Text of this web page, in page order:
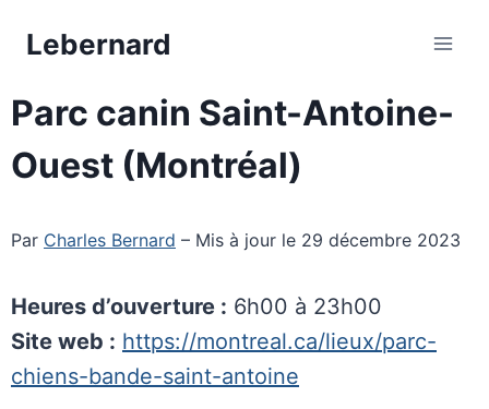
Lebernard
Parc canin Saint-Antoine-
Ouest (Montréal)
Par Charles Bernard – Mis à jour le 29 décembre 2023
Heures d’ouverture : 6h00 à 23h00
Site web : https://montreal.ca/lieux/parc-
chiens-bande-saint-antoine